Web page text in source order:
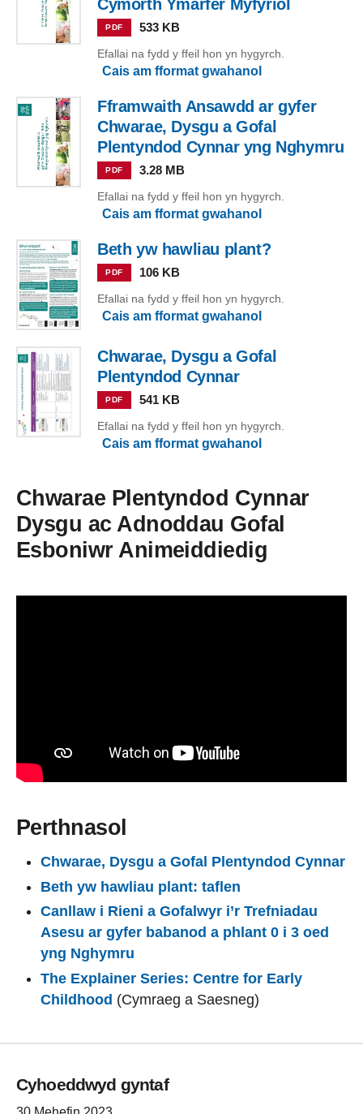
Cymorth Ymarfer Myfyriol
PDF 533 KB
Efallai na fydd y ffeil hon yn hygyrch.
Cais am fformat gwahanol
Fframwaith Ansawdd ar gyfer
Chwarae, Dysgu a Gofal
Plentyndod Cynnar yng Nghymru
PDF 3.28 MB
Efallai na fydd y ffeil hon yn hygyrch.
Cais am fformat gwahanol
Beth yw hawliau plant?
PDF 106 KB
Efallai na fydd y ffeil hon yn hygyrch.
Cais am fformat gwahanol
Chwarae, Dysgu a Gofal
Plentyndod Cynnar
PDF 541 KB
Efallai na fydd y ffeil hon yn hygyrch.
Cais am fformat gwahanol
Chwarae Plentyndod Cynnar
Dysgu ac Adnoddau Gofal
Esboniwr Animeiddiedig
Perthnasol
Chwarae, Dysgu a Gofal Plentyndod Cynnar
Beth yw hawliau plant: taflen
Canllaw i Rieni a Gofalwyr i’r Trefniadau
Asesu ar gyfer babanod a phlant 0 i 3 oed
yng Nghymru
The Explainer Series: Centre for Early
Childhood (Cymraeg a Saesneg)
Cyhoeddwyd gyntaf